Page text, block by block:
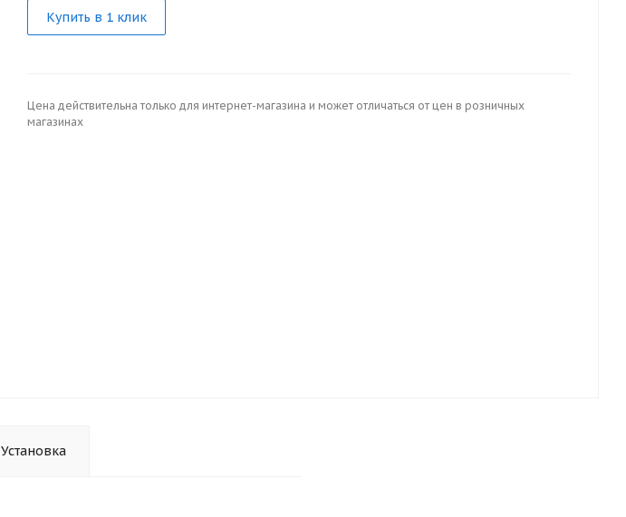
Купить в 1 клик
Цена действительна только для интернет-магазина и может отличаться от цен в розничных
магазинах
Установка